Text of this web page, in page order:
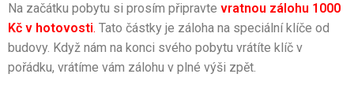
Na začátku pobytu si prosím připravte vratnou zálohu 1000
Kč v hotovosti. Tato částky je záloha na speciální klíče od
budovy. Když nám na konci svého pobytu vrátíte klíč v
pořádku, vrátíme vám zálohu v plné výši zpět.